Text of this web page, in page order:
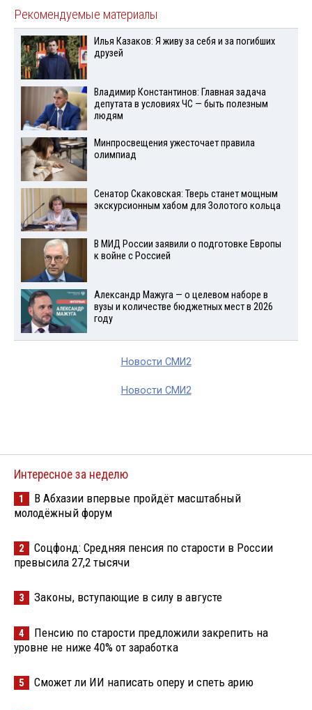
Рекомендуемые материалы
Илья Казаков: Я живу за себя и за погибших
друзей
Владимир Константинов: Главная задача
депутата в условиях ЧС — быть полезным
людям
Минпросвещения ужесточает правила
олимпиад
Сенатор Скаковская: Тверь станет мощным
экскурсионным хабом для Золотого кольца
В МИД России заявили о подготовке Европы
к войне с Россией
Александр Мажуга — о целевом наборе в
вузы и количестве бюджетных мест в 2026
году
Новости СМИ2
Новости СМИ2
Интересное за неделю
1
В Абхазии впервые пройдёт масштабный
молодёжный форум
2
Соцфонд: Средняя пенсия по старости в России
превысила 27,2 тысячи
3 Законы, вступающие в силу в августе
4
Пенсию по старости предложили закрепить на
уровне не ниже 40% от заработка
5 Сможет ли ИИ написать оперу и спеть арию